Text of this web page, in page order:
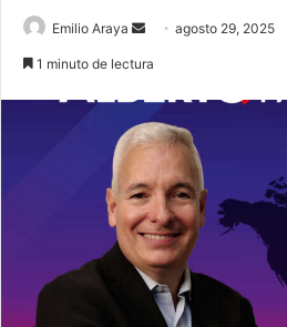
Emilio Araya
Sendagosto 29, 2025
1 minuto de lectura